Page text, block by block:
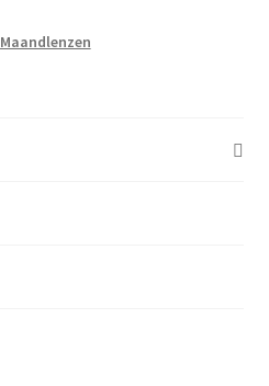
Maandlenzen